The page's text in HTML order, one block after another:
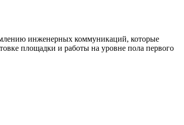
инженерных коммуникаций, которые
площадки и работы на уровне пола первого